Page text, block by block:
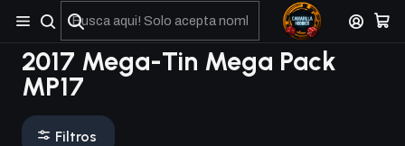
No olviden reportar sus depositos y transferencias por Whatsapp
2017 Mega-Tin Mega Pack
MP17
Filtros